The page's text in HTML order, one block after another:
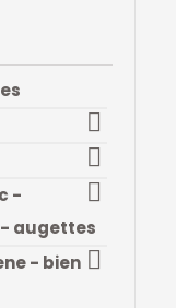



-
augettes

- bien